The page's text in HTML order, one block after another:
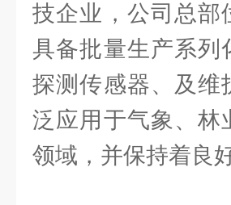
技企业，公司总部
具备批量生产系列
探测传感器、及维
泛应用于气象、林
领域，并保持着良